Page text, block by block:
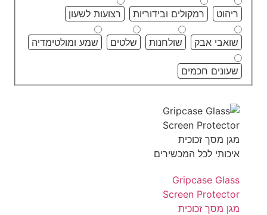
ריהוט רמקולים ובידוריות רצועות לשעון
שואבי אבק שולחנות שלטים שמע ומולטימדיה
שעונים חכמים
Gripcase Glass
Screen Protector
מגן מסך זכוכית